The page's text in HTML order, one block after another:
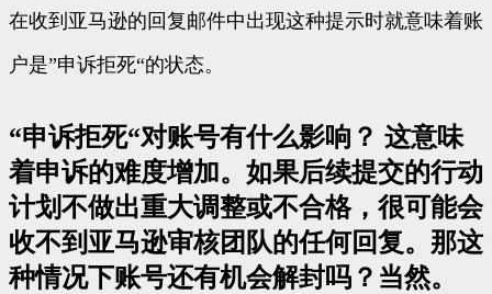
在收到亚马逊的回复邮件中出现这种提示时就意味着账
户是”申诉拒死“的状态。
“申诉拒死“对账号有什么影响？ 这意味
着申诉的难度增加。如果后续提交的行动
计划不做出重大调整或不合格，很可能会
收不到亚马逊审核团队的任何回复。那这
种情况下账号还有机会解封吗？当然。